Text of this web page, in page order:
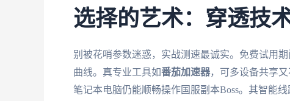
选择的艺术：穿透技
别被花哨参数迷惑，实战测速最诚实。免费试用
曲线。真专业工具如番茄加速器，可多设备共享
笔记本电脑仍能顺畅操作国服副本Boss。其智能